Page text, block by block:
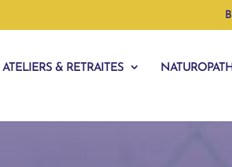
ATELIERS & RETRAITES